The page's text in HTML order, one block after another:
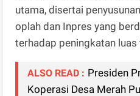
utama, disertai
oplah dan Inpres yang
terhadap peningkatan
ALSO READ : Presiden
Koperasi Desa Merah